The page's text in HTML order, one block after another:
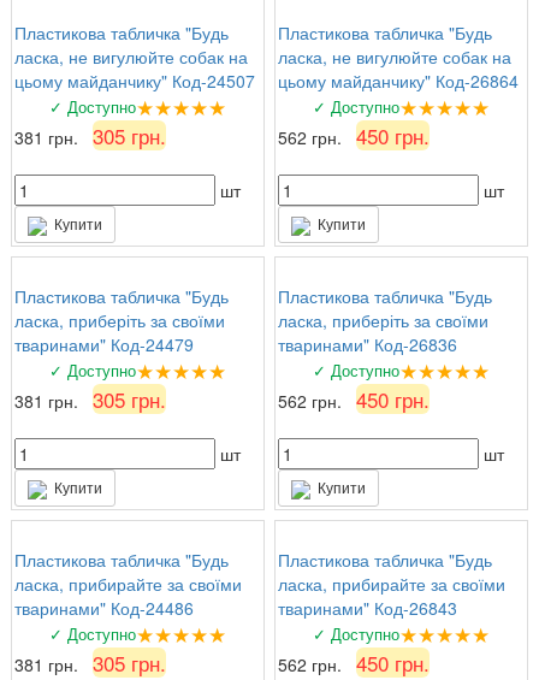
Пластикова табличка "Будь
ласка, не вигулюйте собак на
цьому майданчику" Код-24507
✓ Доступно★★★★★
381 грн. 305 грн.
шт
Купити
Пластикова табличка "Будь
ласка, не вигулюйте собак на
цьому майданчику" Код-26864
✓ Доступно★★★★★
562 грн. 450 грн.
шт
Купити
Пластикова табличка "Будь
ласка, приберіть за своїми
тваринами" Код-24479
✓ Доступно★★★★★
381 грн. 305 грн.
шт
Купити
Пластикова табличка "Будь
ласка, приберіть за своїми
тваринами" Код-26836
✓ Доступно★★★★★
562 грн. 450 грн.
шт
Купити
Пластикова табличка "Будь
ласка, прибирайте за своїми
тваринами" Код-24486
✓ Доступно★★★★★
381 грн. 305 грн.
Пластикова табличка "Будь
ласка, прибирайте за своїми
тваринами" Код-26843
✓ Доступно★★★★★
562 грн. 450 грн.